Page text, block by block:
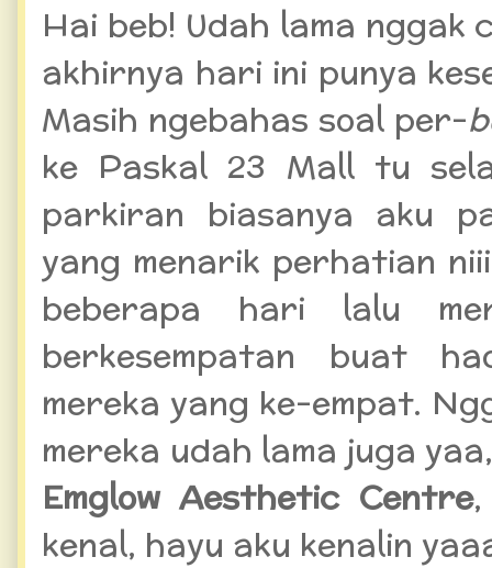
Hai beb! Udah lama
akhirnya hari ini punya
Masih ngebahas soal per-
ke Paskal 23 Mall tu
parkiran biasanya aku
yang menarik perhatian
beberapa hari lalu
berkesempatan buat
mereka yang ke-empat.
mereka udah lama juga
Emglow Aesthetic Centre
kenal, hayu aku kenalin